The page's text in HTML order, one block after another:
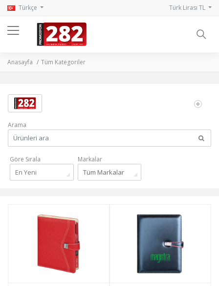
Türkçe Türk Lirası TL
Anasayfa Tüm Kategoriler
Arama
Göre Sırala
En Yeni
Markalar
Tüm Markalar